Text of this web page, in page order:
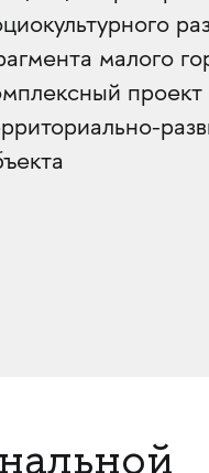
малого
проект